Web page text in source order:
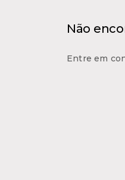
Não
Entre em